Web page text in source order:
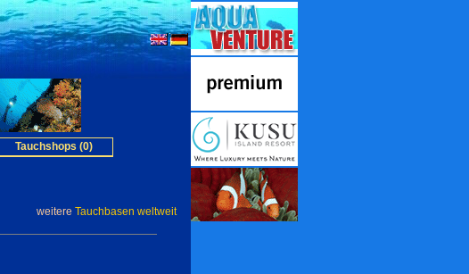
Tauchshops (0)
weitere Tauchbasen weltweit